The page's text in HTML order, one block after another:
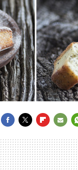
MAIL